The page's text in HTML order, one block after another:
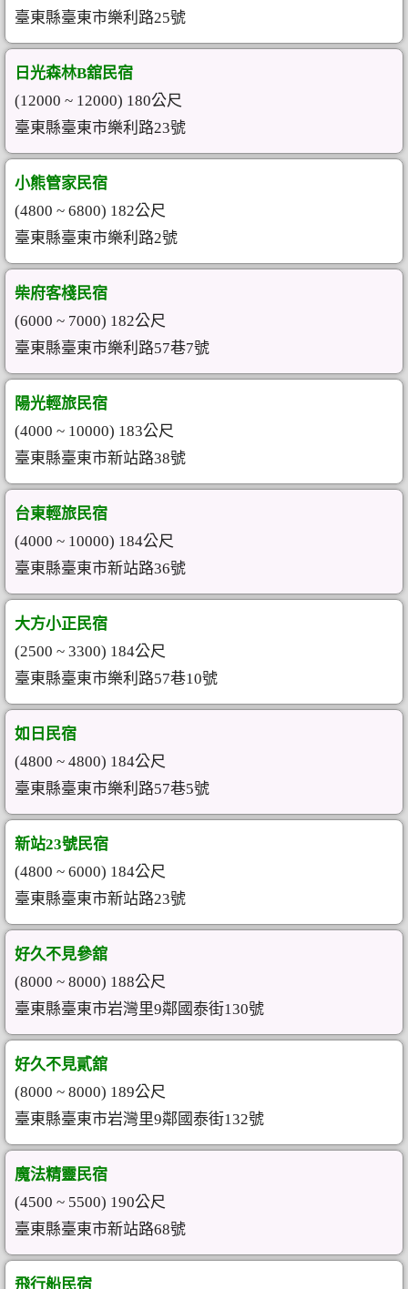
臺東縣臺東市樂利路25號
日光森林B舘民宿
(12000 ~ 12000) 180公尺
臺東縣臺東市樂利路23號
小熊管家民宿
(4800 ~ 6800) 182公尺
臺東縣臺東市樂利路2號
柴府客棧民宿
(6000 ~ 7000) 182公尺
臺東縣臺東市樂利路57巷7號
陽光輕旅民宿
(4000 ~ 10000) 183公尺
臺東縣臺東市新站路38號
台東輕旅民宿
(4000 ~ 10000) 184公尺
臺東縣臺東市新站路36號
大方小正民宿
(2500 ~ 3300) 184公尺
臺東縣臺東市樂利路57巷10號
如日民宿
(4800 ~ 4800) 184公尺
臺東縣臺東市樂利路57巷5號
新站23號民宿
(4800 ~ 6000) 184公尺
臺東縣臺東市新站路23號
好久不見參舘
(8000 ~ 8000) 188公尺
臺東縣臺東市岩灣里9鄰國泰街130號
好久不見貳舘
(8000 ~ 8000) 189公尺
臺東縣臺東市岩灣里9鄰國泰街132號
魔法精靈民宿
(4500 ~ 5500) 190公尺
臺東縣臺東市新站路68號
飛行船民宿